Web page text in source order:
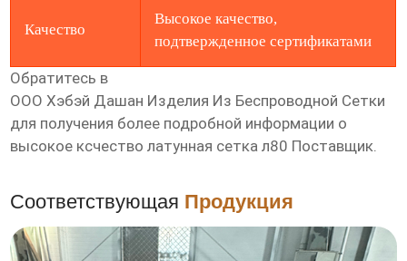
Качество
Высокое качество,
подтвержденное сертификатами
Обратитесь в
ООО Хэбэй Дашан Изделия Из Беспроводной Сетки
для получения более подробной информации о
высокое ксчество латунная сетка л80 Поставщик.
Соответствующая Продукция